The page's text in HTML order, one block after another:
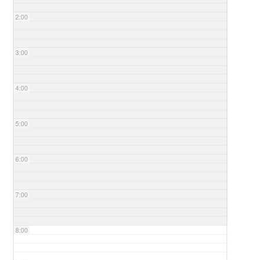
2:00
3:00
4:00
5:00
6:00
7:00
8:00